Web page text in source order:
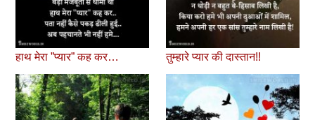
हाथ मेरा ”प्यार” कह कर… तुम्हारे प्यार की दास्तान!!